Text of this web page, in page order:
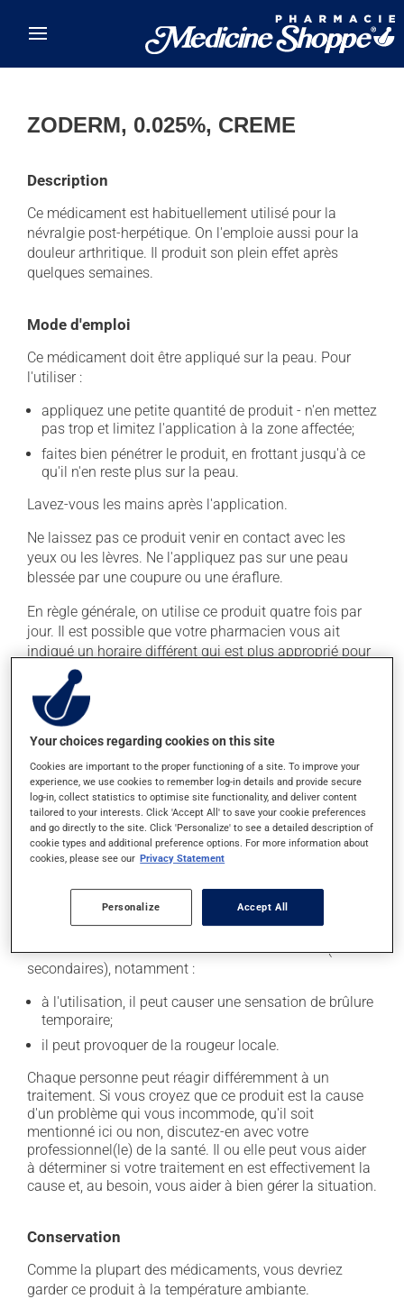
ZODERM, 0.025%, CREME
Description
Ce médicament est habituellement utilisé pour la
névralgie post-herpétique. On l'emploie aussi pour la
douleur arthritique. Il produit son plein effet après
quelques semaines.
Mode d'emploi
Ce médicament doit être appliqué sur la peau. Pour
l'utiliser :
appliquez une petite quantité de produit - n'en mettez
pas trop et limitez l'application à la zone affectée;
faites bien pénétrer le produit, en frottant jusqu'à ce
qu'il n'en reste plus sur la peau.
Lavez-vous les mains après l'application.
Ne laissez pas ce produit venir en contact avec les
yeux ou les lèvres. Ne l'appliquez pas sur une peau
blessée par une coupure ou une éraflure.
En règle générale, on utilise ce produit quatre fois par
jour. Il est possible que votre pharmacien vous ait
indiqué un horaire différent qui est plus approprié pour
vous. Vous devez l'appliquer régulièrement et de façon
continue pour maintenir ses effets bénéfiques.
Il est important de respecter la posologie inscrite sur
l'étiquette. N'en utilisez pas plus, ni plus souvent
qu'indiqué. Si vous oubliez une dose, appliquez-la dès
que vous y pensez. S'il est presque l'heure de
l'application suivante, laissez simplement tomber celle
que vous avez oubliée. N'en appliquez pas plus pour
tenter de vous rattraper.
Effets indésirables
En plus de ses effets recherchés, ce produit peut à
l'occasion entraîner certains effets indésirables (effets
secondaires), notamment :
à l'utilisation, il peut causer une sensation de brûlure
temporaire;
il peut provoquer de la rougeur locale.
Chaque personne peut réagir différemment à un
traitement. Si vous croyez que ce produit est la cause
d'un problème qui vous incommode, qu'il soit
mentionné ici ou non, discutez-en avec votre
professionnel(le) de la santé. Il ou elle peut vous aider
à déterminer si votre traitement en est effectivement la
cause et, au besoin, vous aider à bien gérer la situation.
Conservation
Comme la plupart des médicaments, vous devriez
garder ce produit à la température ambiante.
Your choices regarding cookies on this site
Cookies are important to the proper functioning of a site. To improve your
experience, we use cookies to remember log-in details and provide secure
log-in, collect statistics to optimise site functionality, and deliver content
tailored to your interests. Click 'Accept All' to save your cookie preferences
and go directly to the site. Click 'Personalize' to see a detailed description of
cookie types and additional preference options. For more information about
cookies, please see our Privacy Statement
Personalize Accept All